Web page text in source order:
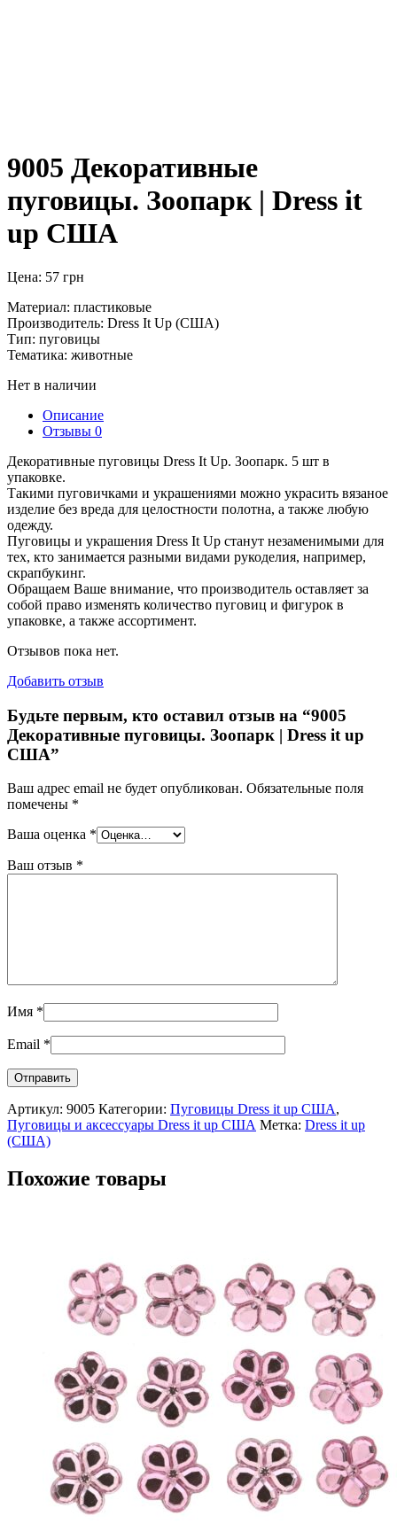
9005 Декоративные
пуговицы. Зоопарк | Dress it
up США
Цена: 57 грн
Материал: пластиковые
Производитель: Dress It Up (США)
Тип: пуговицы
Тематика: животные
Нет в наличии
Описание
Отзывы 0
Декоративные пуговицы Dress It Up. Зоопарк. 5 шт в
упаковке.
Такими пуговичками и украшениями можно украсить вязаное
изделие без вреда для целостности полотна, а также любую
одежду.
Пуговицы и украшения Dress It Up станут незаменимыми для
тех, кто занимается разными видами рукоделия, например,
скрапбукинг.
Обращаем Ваше внимание, что производитель оставляет за
собой право изменять количество пуговиц и фигурок в
упаковке, а также ассортимент.
Отзывов пока нет.
Добавить отзыв
Будьте первым, кто оставил отзыв на “9005
Декоративные пуговицы. Зоопарк | Dress it up
США”
Ваш адрес email не будет опубликован. Обязательные поля
помечены *
Ваша оценка *
Ваш отзыв *
Имя *
Email *
Артикул: 9005 Категории: Пуговицы Dress it up США,
Пуговицы и аксессуары Dress it up США Метка: Dress it up
(США)
Похожие товары